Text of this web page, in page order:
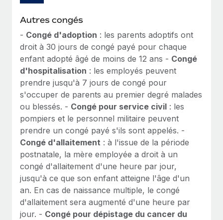
Autres congés
- Congé d'adoption : les parents adoptifs ont
droit à 30 jours de congé payé pour chaque
enfant adopté âgé de moins de 12 ans - Congé
d'hospitalisation : les employés peuvent
prendre jusqu'à 7 jours de congé pour
s'occuper de parents au premier degré malades
ou blessés. - Congé pour service civil : les
pompiers et le personnel militaire peuvent
prendre un congé payé s'ils sont appelés. -
Congé d'allaitement : à l'issue de la période
postnatale, la mère employée a droit à un
congé d'allaitement d'une heure par jour,
jusqu'à ce que son enfant atteigne l'âge d'un
an. En cas de naissance multiple, le congé
d'allaitement sera augmenté d'une heure par
jour. - Congé pour dépistage du cancer du